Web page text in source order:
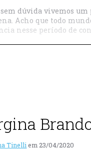
dúvida vivemos
Acho que todo
nesse período de
Tinelli em 23/04/2020